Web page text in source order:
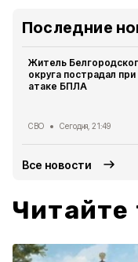
Последние
Житель
округа пострадал при
атаке БПЛА
СВО Сегодня, 21:49
Все новости
Читайте